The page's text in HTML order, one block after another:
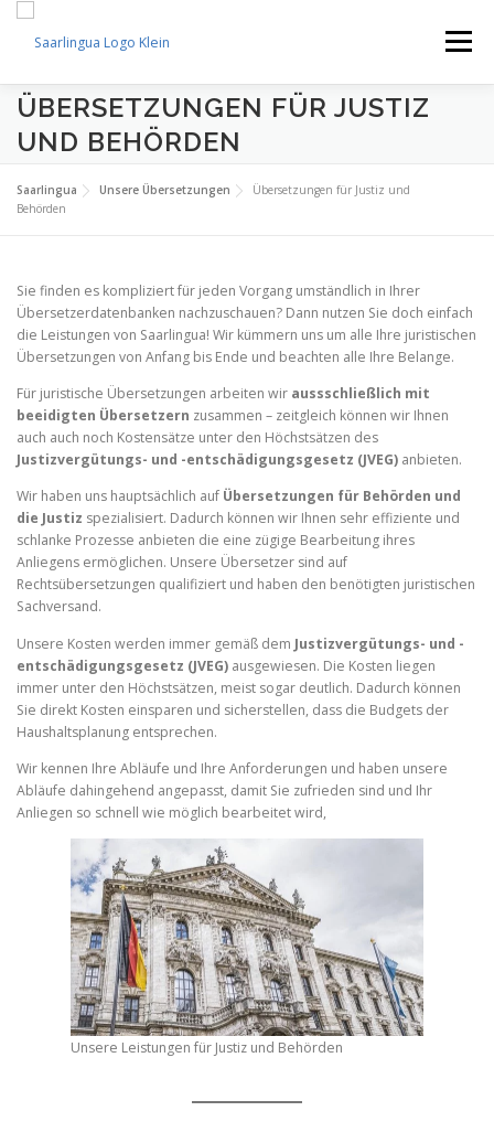
springen
Menü
ÜBER UNS
ÜBERSETZUNGEN FÜR JUSTIZ
UND BEHÖRDEN
Saarlingua Unsere Übersetzungen
Übersetzungen für Justiz und
Behörden
Sie finden es kompliziert für jeden Vorgang umständlich in Ihrer
Übersetzerdatenbanken nachzuschauen? Dann nutzen Sie doch einfach
die Leistungen von Saarlingua! Wir kümmern uns um alle Ihre juristischen
Übersetzungen von Anfang bis Ende und beachten alle Ihre Belange.
Für juristische Übersetzungen arbeiten wir aussschließlich mit
beeidigten Übersetzern zusammen – zeitgleich können wir Ihnen
auch auch noch Kostensätze unter den Höchstsätzen des
Justizvergütungs- und -entschädigungsgesetz (JVEG) anbieten.
Wir haben uns hauptsächlich auf Übersetzungen für Behörden und
die Justiz spezialisiert. Dadurch können wir Ihnen sehr effiziente und
schlanke Prozesse anbieten die eine zügige Bearbeitung ihres
Anliegens ermöglichen. Unsere Übersetzer sind auf
Rechtsübersetzungen qualifiziert und haben den benötigten juristischen
Sachversand.
Unsere Kosten werden immer gemäß dem Justizvergütungs- und -
entschädigungsgesetz (JVEG) ausgewiesen. Die Kosten liegen
immer unter den Höchstsätzen, meist sogar deutlich. Dadurch können
Sie direkt Kosten einsparen und sicherstellen, dass die Budgets der
Haushaltsplanung entsprechen.
Wir kennen Ihre Abläufe und Ihre Anforderungen und haben unsere
Abläufe dahingehend angepasst, damit Sie zufrieden sind und Ihr
Anliegen so schnell wie möglich bearbeitet wird,
Unsere Leistungen für Justiz und Behörden